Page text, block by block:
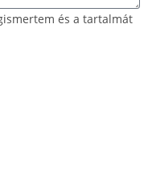
és a tartalmát